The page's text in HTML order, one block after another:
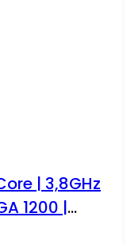
| 3,8GHz
1200 |